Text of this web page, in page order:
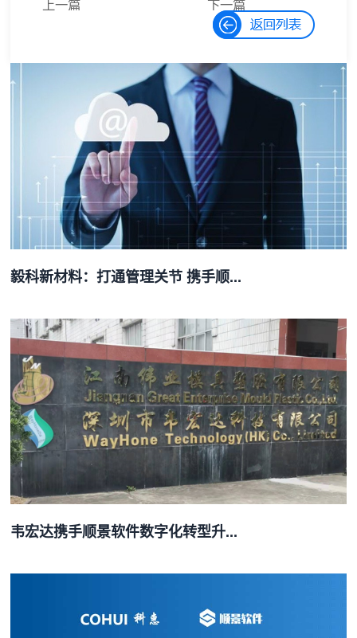
这个新朋友打
顺景软件：数
字化软件引领
新材料产业绿
色智造新篇章
毅科新材料：打通管理关节 携手顺...
韦宏达携手顺景软件数字化转型升...